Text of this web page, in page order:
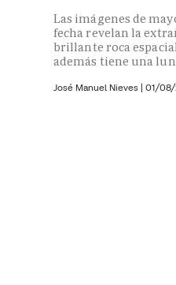
Las imágenes de
fecha revelan la
brillante roca
además tiene una
José Manuel Nieves | 01/